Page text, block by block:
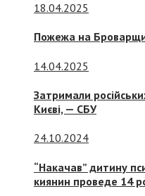
18.04.2025
Пожежа на
14.04.2025
Затримали
Києві, — СБУ
24.10.2024
“Накачав” дитину
киянин проведе 14